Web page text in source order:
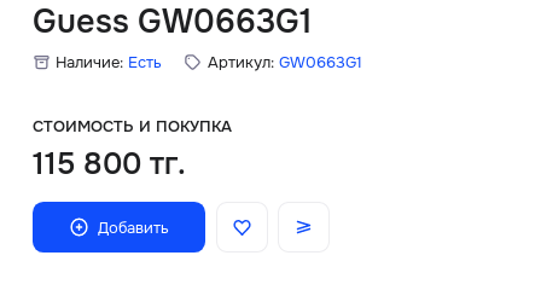
Guess GW0663G1
Наличие: Есть Артикул: GW0663G1
СТОИМОСТЬ И ПОКУПКА
115 800 тг.
Добавить
Главная
О нас